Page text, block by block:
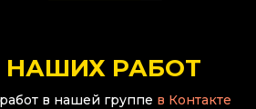
РАБОТ
в нашей группе в Контакте